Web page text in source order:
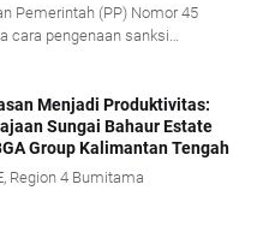
Pemerintah (PP) Nomor 45
cara pengenaan sanksi
diharapkan mampu
Menjadi Produktivitas:
Sungai Bahaur Estate
Group Kalimantan Tengah
Region 4 Bumitama